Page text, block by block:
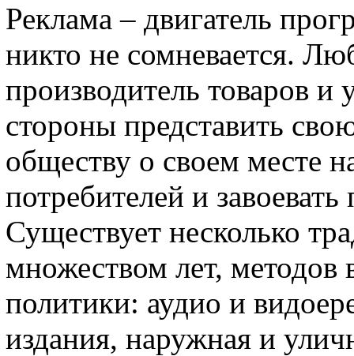
Реклама – двигатель
никто не сомневается.
производитель товаров и
стороны представить
обществу о своем месте
потребителей и
Существует несколько
множеством лет, методов
политики: аудио и
издания, наружная и